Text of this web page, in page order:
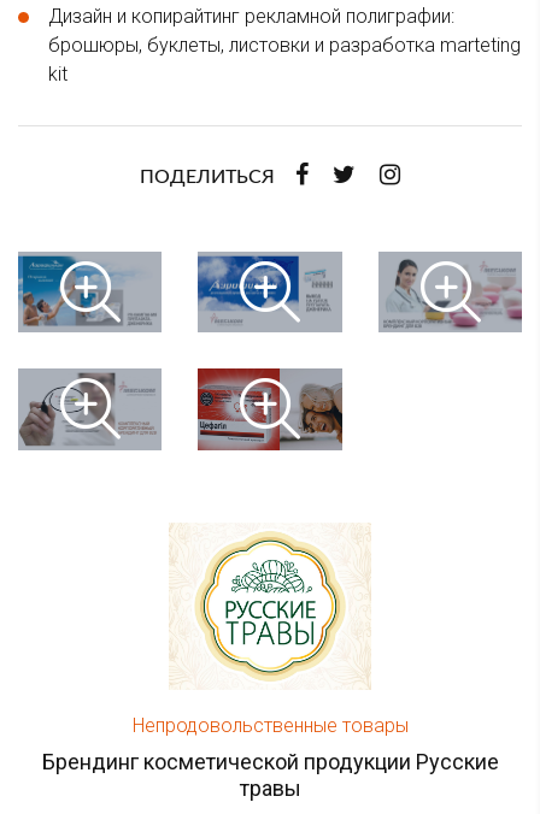
Дизайн и копирайтинг рекламной полиграфии:
брошюры, буклеты, листовки и разработка marteting
kit
ПОДЕЛИТЬСЯ
Непродовольственные товары
Брендинг косметической продукции Русские
травы